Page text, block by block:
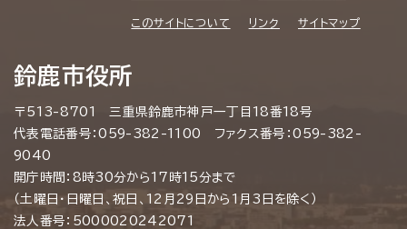
このサイトについて リンク サイトマップ
鈴鹿市役所
〒513-8701 三重県鈴鹿市神戸一丁目18番18号
代表電話番号：059-382-1100 ファクス番号：059-382-
9040
開庁時間：8時30分から17時15分まで
（土曜日・日曜日、祝日、12月29日から1月3日を除く）
法人番号：5000020242071